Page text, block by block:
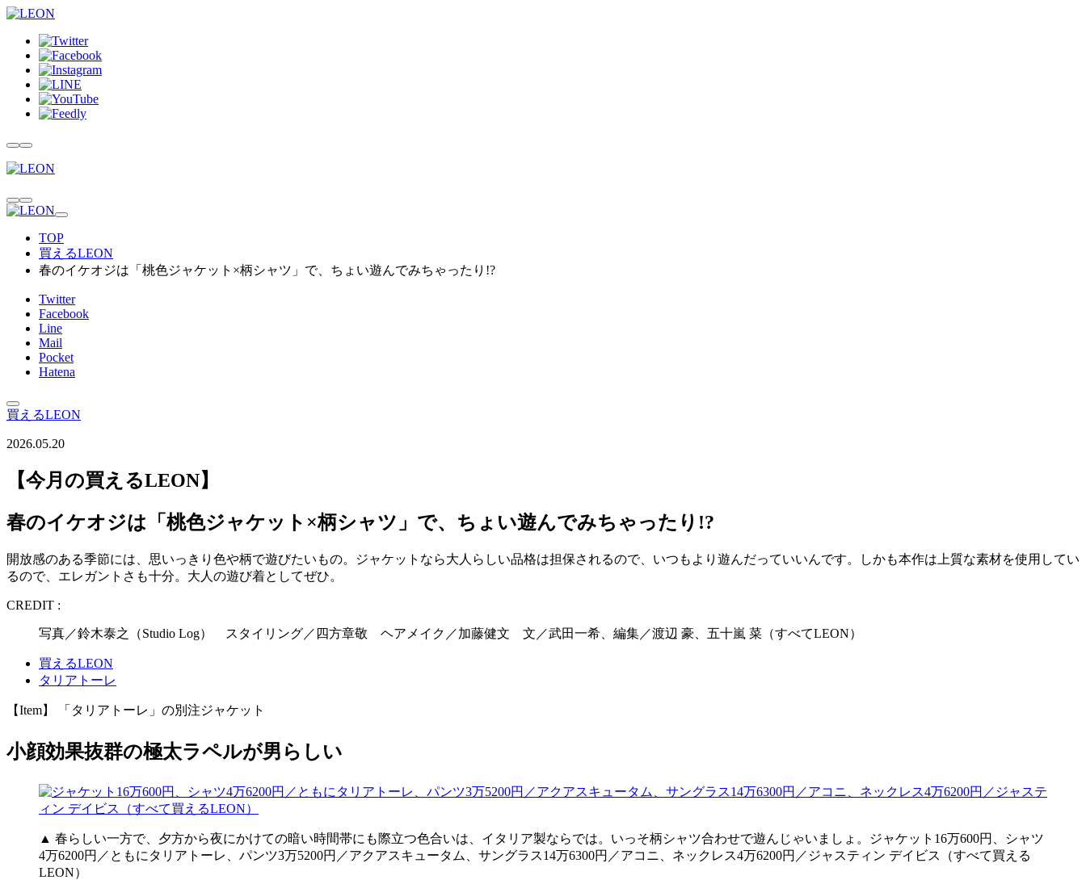
TOP
買えるLEON
春のイケオジは「桃色ジャケット×柄シャツ」で、ちょい遊んでみちゃったり!?
Twitter
Facebook
Line
Mail
Pocket
Hatena
買えるLEON
2026.05.20
【今月の買えるLEON】
春のイケオジは「桃色ジャケット×柄シャツ」で、ちょい遊んでみちゃったり!?
開放感のある季節には、思いっきり色や柄で遊びたいもの。ジャケットなら大人らしい品格は担保されるので、いつもより遊んだっていいんです。しかも本作は上質な素材を使用してい
るので、エレガントさも十分。大人の遊び着としてぜひ。
CREDIT :
写真／鈴木泰之（Studio Log） スタイリング／四方章敬 ヘアメイク／加藤健文 文／武田一希、編集／渡辺 豪、五十嵐 菜（すべてLEON）
買えるLEON
タリアトーレ
【Item】 「タリアトーレ」の別注ジャケット
小顔効果抜群の極太ラペルが男らしい
▲ 春らしい一方で、夕方から夜にかけての暗い時間帯にも際立つ色合いは、イタリア製ならでは。いっそ柄シャツ合わせで遊んじゃいましょ。ジャケット16万600円、シャツ
4万6200円／ともにタリアトーレ、パンツ3万5200円／アクアスキュータム、サングラス14万6300円／アコニ、ネックレス4万6200円／ジャスティン デイビス（すべて買える
LEON）